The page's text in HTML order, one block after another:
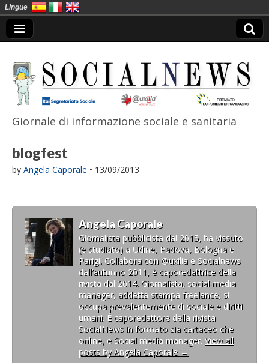
SocialNews
Giornale di informazione sociale e sanitaria
blogfest
by Angela Caporale • 13/09/2013
Angela Caporale
Giornalista pubblicista dal 2015, ha vissuto
(e studiato) a Udine, Padova, Bologna e
Parigi. Collabora con @uxilia e Socialnews
dall’autunno 2011, è caporedattrice della
rivista dal 2014. Giornalista, social media
manager, addetta stampa freelance, si
occupa prevalentemente di sociale e diritti
umani. È caporedattore della rivista
SocialNews in formato sia cartaceo che
online, e Social media manager. View all
posts by Angela Caporale →
Lingue